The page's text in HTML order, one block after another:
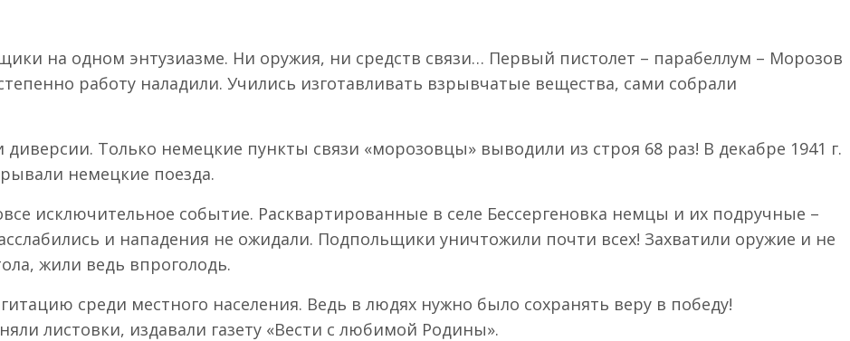
на одном энтузиазме. Ни оружия, ни средств связи… Первый пистолет – парабеллум – Морозов
работу наладили. Учились изготавливать взрывчатые вещества, сами собрали
Только немецкие пункты связи «морозовцы» выводили из строя 68 раз! В декабре 1941 г.
немецкие поезда.
исключительное событие. Расквартированные в селе Бессергеновка немцы и их подручные –
и нападения не ожидали. Подпольщики уничтожили почти всех! Захватили оружие и не
жили ведь впроголодь.
среди местного населения. Ведь в людях нужно было сохранять веру в победу!
листовки, издавали газету «Вести с любимой Родины».